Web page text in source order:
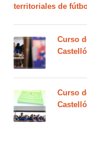
territoriales de
Curso
Curso